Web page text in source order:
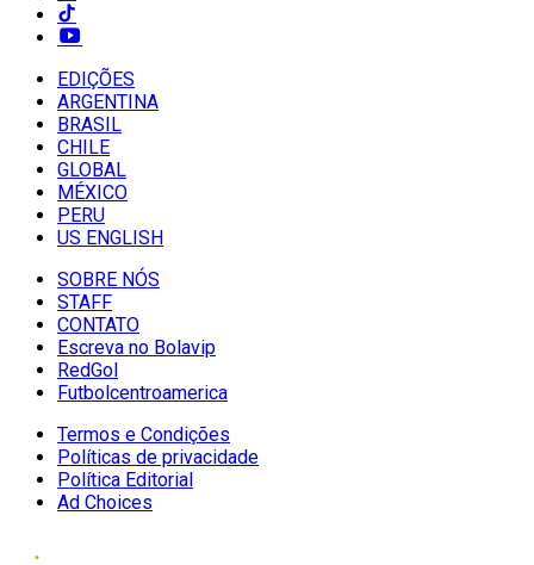
EDIÇÕES
ARGENTINA
BRASIL
CHILE
GLOBAL
MÉXICO
PERU
US ENGLISH
SOBRE NÓS
STAFF
CONTATO
Escreva no Bolavip
RedGol
Futbolcentroamerica
Termos e Condições
Políticas de privacidade
Política Editorial
Ad Choices